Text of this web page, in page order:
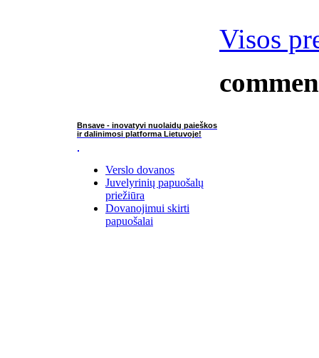
Visos
Bnsave - inovatyvi nuolaidų paieškos
ir dalinimosi platforma Lietuvoje!
Verslo dovanos
Juvelyrinių papuošalų
priežiūra
Dovanojimui skirti
papuošalai